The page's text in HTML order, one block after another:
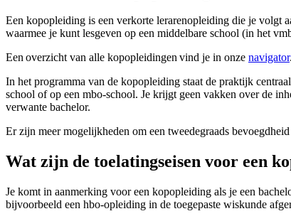
Een kopopleiding is een verkorte lerarenopleiding die je volgt
waarmee je kunt lesgeven op een middelbare school (in het
Een overzicht van alle kopopleidingen vind je in onze navigator
In het programma van de kopopleiding staat de praktijk
school of op een mbo-school. Je krijgt geen vakken over de
verwante bachelor.
Er zijn meer mogelijkheden om een tweedegraads
Wat zijn de toelatingseisen voor een
Je komt in aanmerking voor een kopopleiding als je een
bijvoorbeeld een hbo-opleiding in de toegepaste wiskunde